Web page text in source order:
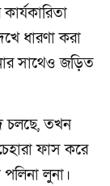
ধারণা করা
সাথেও জড়িত
চলছে, তখন
ফাস করে
লুনা।